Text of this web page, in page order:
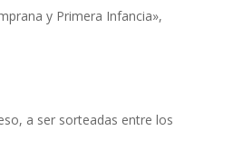
y Primera Infancia»,
a ser sorteadas entre los